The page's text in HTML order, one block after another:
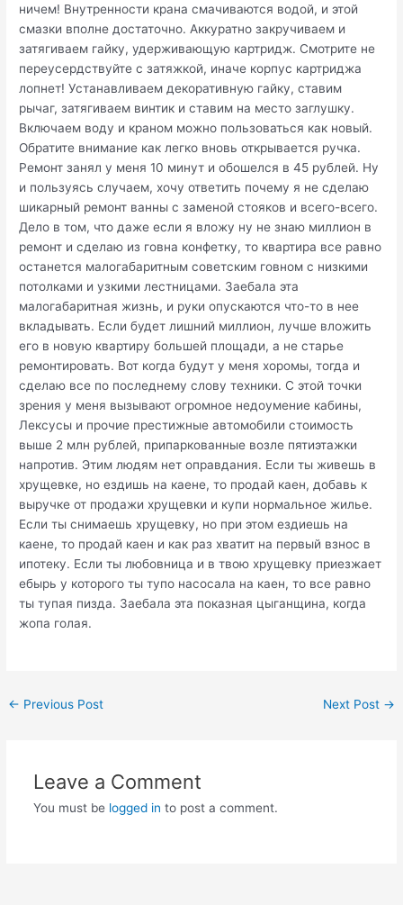
ничем! Внутренности крана смачиваются водой, и этой
смазки вполне достаточно. Аккуратно закручиваем и
затягиваем гайку, удерживающую картридж. Смотрите не
переусердствуйте с затяжкой, иначе корпус картриджа
лопнет! Устанавливаем декоративную гайку, ставим
рычаг, затягиваем винтик и ставим на место заглушку.
Включаем воду и краном можно пользоваться как новый.
Обратите внимание как легко вновь открывается ручка.
Ремонт занял у меня 10 минут и обошелся в 45 рублей. Ну
и пользуясь случаем, хочу ответить почему я не сделаю
шикарный ремонт ванны с заменой стояков и всего-всего.
Дело в том, что даже если я вложу ну не знаю миллион в
ремонт и сделаю из говна конфетку, то квартира все равно
останется малогабаритным советским говном с низкими
потолками и узкими лестницами. Заебала эта
малогабаритная жизнь, и руки опускаются что-то в нее
вкладывать. Если будет лишний миллион, лучше вложить
его в новую квартиру большей площади, а не старье
ремонтировать. Вот когда будут у меня хоромы, тогда и
сделаю все по последнему слову техники. С этой точки
зрения у меня вызывают огромное недоумение кабины,
Лексусы и прочие престижные автомобили стоимость
выше 2 млн рублей, припаркованные возле пятиэтажки
напротив. Этим людям нет оправдания. Если ты живешь в
хрущевке, но ездишь на каене, то продай каен, добавь к
выручке от продажи хрущевки и купи нормальное жилье.
Если ты снимаешь хрущевку, но при этом ездиешь на
каене, то продай каен и как раз хватит на первый взнос в
ипотеку. Если ты любовница и в твою хрущевку приезжает
ебырь у которого ты тупо насосала на каен, то все равно
ты тупая пизда. Заебала эта показная цыганщина, когда
жопа голая.
Post
← Previous Post Next Post →
Leave a Comment
You must be logged in to post a comment.